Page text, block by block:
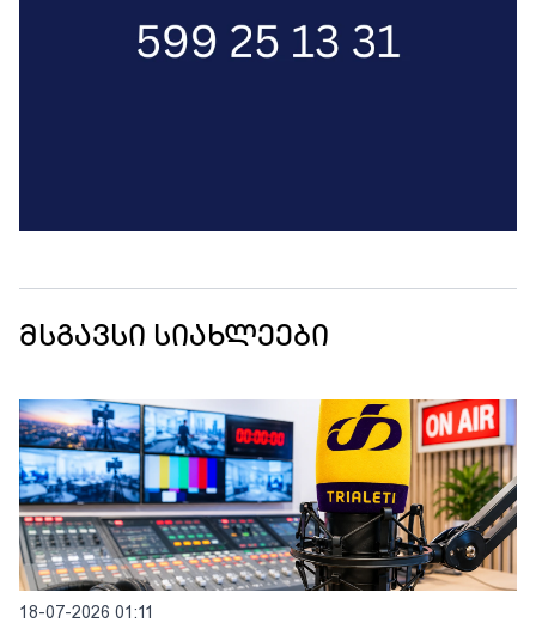
მსგავსი სიახლეები
18-07-2026 01:11